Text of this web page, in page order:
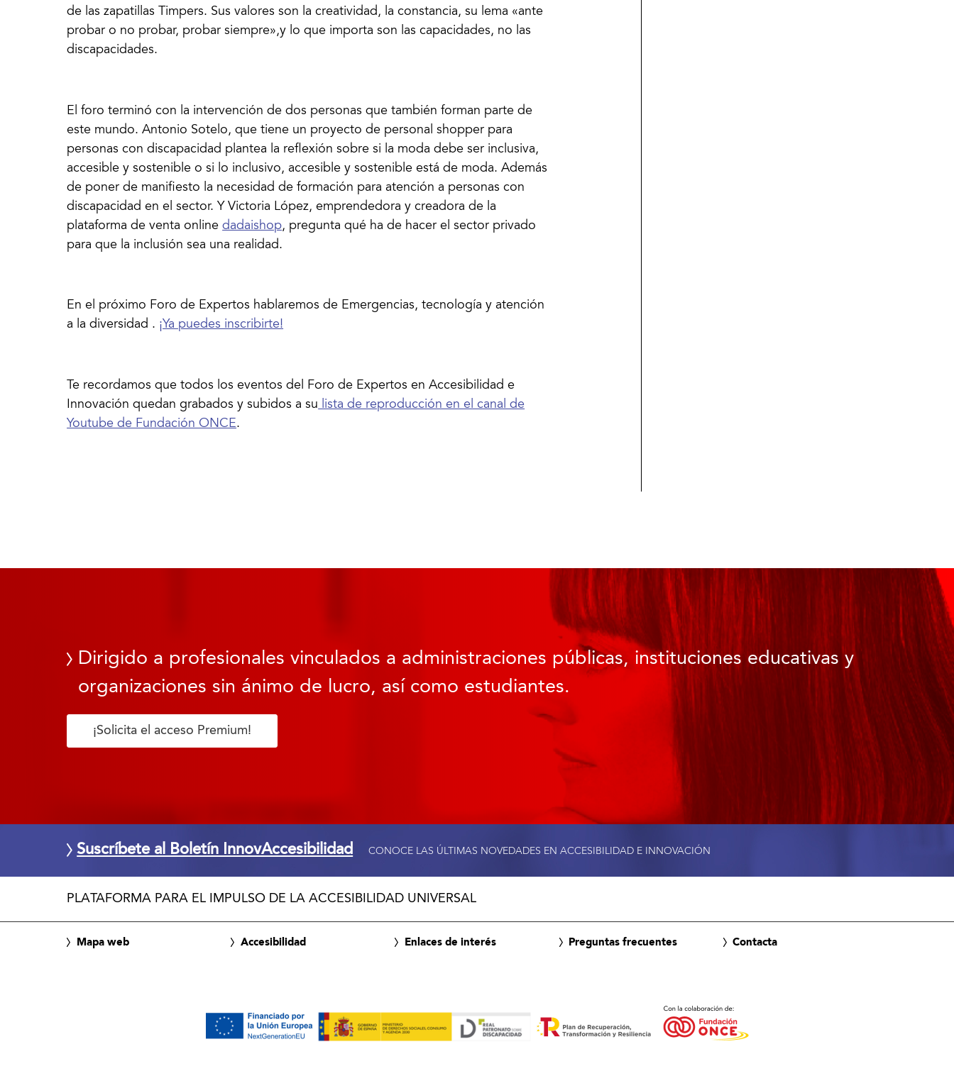
de las zapatillas Timpers. Sus valores son la creatividad, la constancia, su lema «ante
probar o no probar, probar siempre»,y lo que importa son las capacidades, no las
discapacidades.
El foro terminó con la intervención de dos personas que también forman parte de
este mundo. Antonio Sotelo, que tiene un proyecto de personal shopper para
personas con discapacidad plantea la reflexión sobre si la moda debe ser inclusiva,
accesible y sostenible o si lo inclusivo, accesible y sostenible está de moda. Además
de poner de manifiesto la necesidad de formación para atención a personas con
discapacidad en el sector. Y Victoria López, emprendedora y creadora de la
plataforma de venta onlinedadaishop, pregunta qué ha de hacer el sector privado
para que la inclusión sea una realidad.
En el próximo Foro de Expertos hablaremos de Emergencias, tecnología y atención
a la diversidad . ¡Ya puedes inscribirte!
Te recordamos que todos los eventos del Foro de Expertos en Accesibilidad e
Innovación quedan grabados y subidos a su lista de reproducción en el canal de
Youtube de Fundación ONCE.
Dirigido a profesionales vinculados a administraciones públicas, instituciones educativas y
organizaciones sin ánimo de lucro, así como estudiantes.
¡Solicita el acceso Premium!
Suscríbete al Boletín InnovAccesibilidad CONOCE LAS ÚLTIMAS NOVEDADES EN ACCESIBILIDAD E INNOVACIÓN
PLATAFORMA PARA EL IMPULSO DE LA ACCESIBILIDAD UNIVERSAL
Mapa web Accesibilidad Enlaces de interés Preguntas frecuentes Contacta